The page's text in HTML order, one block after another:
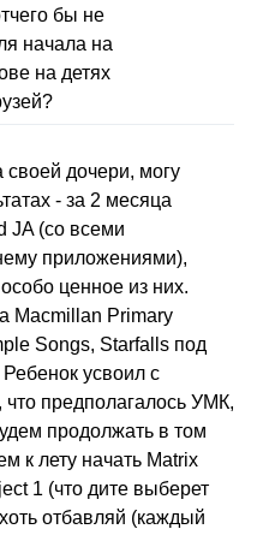
бы не
начала на
на детях
своей дочери, могу
- за 2 месяца
JA(со всеми
приложениями),
ценное из них.
Macmillan Primary
Songs, Starfalls под
усвоил с
что предполагалось УМК,
продолжать в том
к лету начать Matrix
1 (что дите выберет
отбавляй (каждый